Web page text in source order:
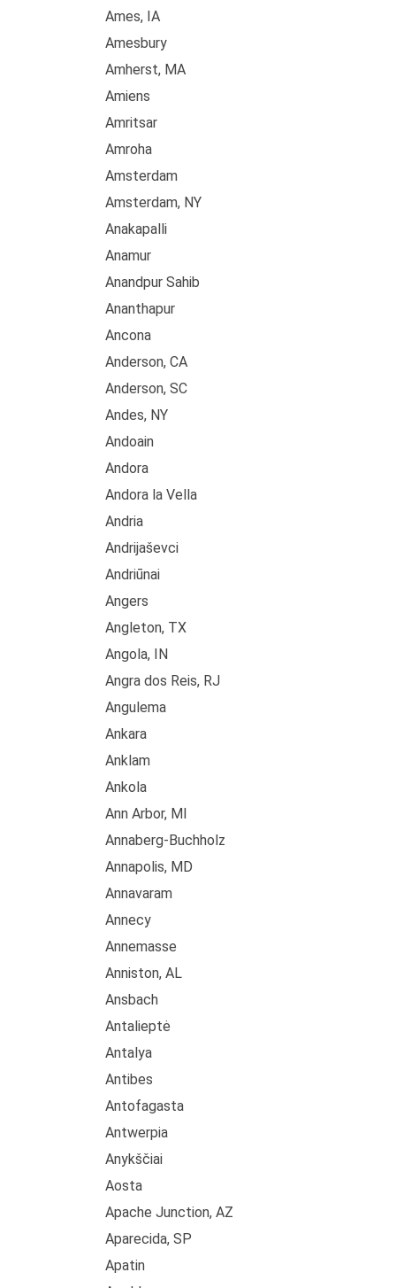
Ames, IA
Amesbury
Amherst, MA
Amiens
Amritsar
Amroha
Amsterdam
Amsterdam, NY
Anakapalli
Anamur
Anandpur Sahib
Ananthapur
Ancona
Anderson, CA
Anderson, SC
Andes, NY
Andoain
Andora
Andora la Vella
Andria
Andrijaševci
Andriūnai
Angers
Angleton, TX
Angola, IN
Angra dos Reis, RJ
Angulema
Ankara
Anklam
Ankola
Ann Arbor, MI
Annaberg-Buchholz
Annapolis, MD
Annavaram
Annecy
Annemasse
Anniston, AL
Ansbach
Antalieptė
Antalya
Antibes
Antofagasta
Antwerpia
Anykščiai
Aosta
Apache Junction, AZ
Aparecida, SP
Apatin